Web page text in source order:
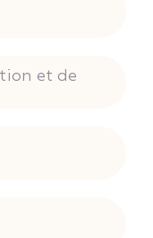
et de